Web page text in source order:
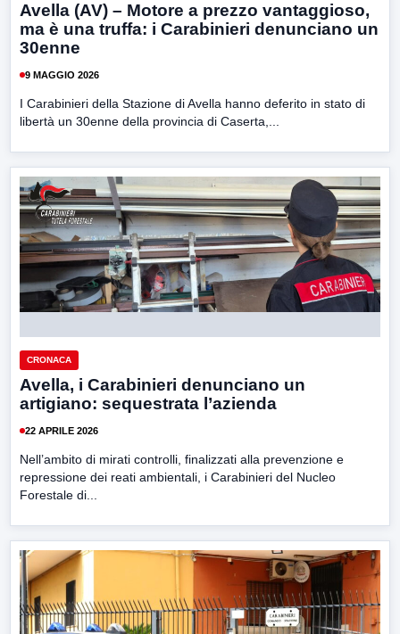
Avella (AV) – Motore a prezzo vantaggioso,
ma è una truffa: i Carabinieri denunciano un
30enne
9 MAGGIO 2026
I Carabinieri della Stazione di Avella hanno deferito in stato di
libertà un 30enne della provincia di Caserta,...
CRONACA
Avella, i Carabinieri denunciano un
artigiano: sequestrata l’azienda
22 APRILE 2026
Nell’ambito di mirati controlli, finalizzati alla prevenzione e
repressione dei reati ambientali, i Carabinieri del Nucleo
Forestale di...